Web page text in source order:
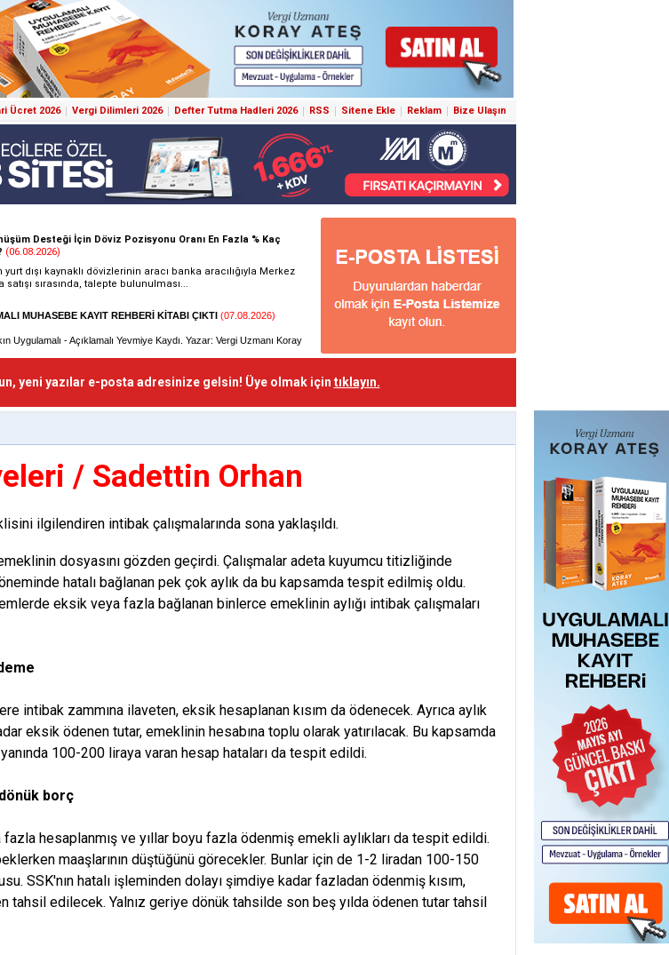
Ücret 2026 Vergi Dilimleri 2026 Defter Tutma Hadleri 2026 RSS Sitene Ekle Reklam Bize Ulaşın
yeni yazılar e-posta adresinize gelsin! Üye olmak için tıklayın.
/ Sadettin Orhan
ilgilendiren intibak çalışmalarında sona yaklaşıldı.
dosyasını gözden geçirdi. Çalışmalar adeta kuyumcu titizliğinde
hatalı bağlanan pek çok aylık da bu kapsamda tespit edilmiş oldu.
eksik veya fazla bağlanan binlerce emeklinin aylığı intibak çalışmaları
intibak zammına ilaveten, eksik hesaplanan kısım da ödenecek. Ayrıca aylık
eksik ödenen tutar, emeklinin hesabına toplu olarak yatırılacak. Bu kapsamda
100-200 liraya varan hesap hataları da tespit edildi.
borç
fazla hesaplanmış ve yıllar boyu fazla ödenmiş emekli aylıkları da tespit edildi.
maaşlarının düştüğünü görecekler. Bunlar için de 1-2 liradan 100-150
SSK'nın hatalı işleminden dolayı şimdiye kadar fazladan ödenmiş kısım,
tahsil edilecek. Yalnız geriye dönük tahsilde son beş yılda ödenen tutar tahsil